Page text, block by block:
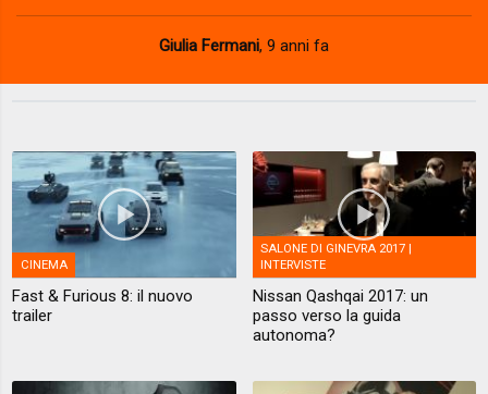
Giulia Fermani, 9 anni fa
CINEMA
Fast & Furious 8: il nuovo
trailer
SALONE DI GINEVRA 2017 |
INTERVISTE
Nissan Qashqai 2017: un
passo verso la guida
autonoma?